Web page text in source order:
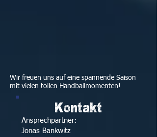
Wir freuen uns auf eine spannende Saison
mit vielen tollen Handballmomenten!
Ansprechpartner:
Jonas Bankwitz
Kontakt